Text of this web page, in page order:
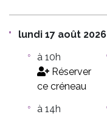
lundi 17 août 2026
à 10h
Réserver
ce créneau
à 14h